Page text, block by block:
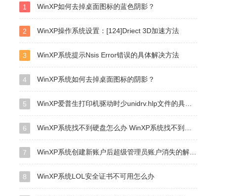
1 WinXP如何去掉桌面图标的蓝色阴影？
2 WinXP操作系统设置：[124]Driect 3D加速方法
3 WinXP系统提示Nsis Error错误的具体解决方法
4 WinXP系统如何去掉桌面图标的阴影？
5 WinXP爱普生打印机驱动时少unidrv.hlp文件的具体解决方法
6 WinXP系统找不到硬盘怎么办 WinXP系统找不到硬盘的解决方法
7 WinXP系统创建新账户后超级管理员账户消失的解决方法
8 WinXP系统LOL安全证书不可用怎么办